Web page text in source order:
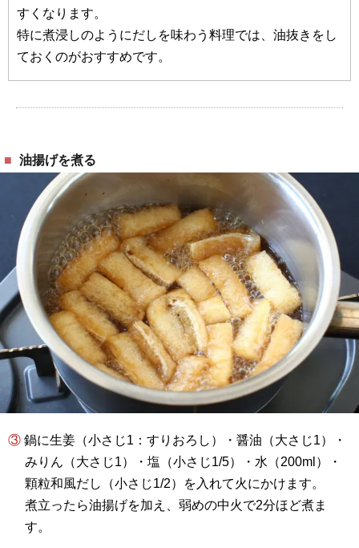
すくなります。
特に煮浸しのようにだしを味わう料理では、油抜きをし
ておくのがおすすめです。
油揚げを煮る
③ 鍋に生姜（小さじ1：すりおろし）・醤油（大さじ1）・
みりん（大さじ1）・塩（小さじ1/5）・水（200ml）・
顆粒和風だし（小さじ1/2）を入れて火にかけます。
煮立ったら油揚げを加え、弱めの中火で2分ほど煮ま
す。